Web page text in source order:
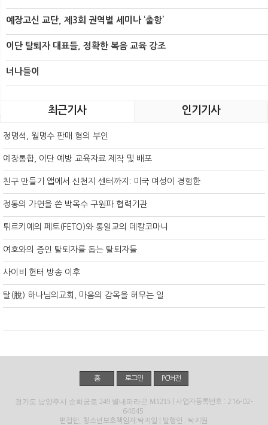
예장고신 교단, 제3회 권역별 세미나 ‘출항’
이단 탈퇴자 대표들, 정확한 복음 교육 강조
너나들이
최근기사 인기기사
정명석, 월명수 판매 혐의 부인
예장통합, 이단 예방 교육자료 제작 및 배포
친구 만들기 앱에서 신천지 센터까지: 미국 여성이 경험한
정통의 가면을 쓴 박옥수 구원파 협력기관
튀르키예의 페토(FETO)와 통일교의 데칼코마니
여호와의 증인 탈퇴자를 돕는 탈퇴자들
사이비 헌터 방송 이후
탈(脫) 하나님의교회, 마음의 감옥을 허무는 일
홈 로그인 PC버전
경기도 남양주시 순화궁로 249 별내파라곤 M1215 | 사업자등록번호 : 216-02-
64845
편집인, 청소년보호책임자:탁지일 | 발행인 : 탁지원